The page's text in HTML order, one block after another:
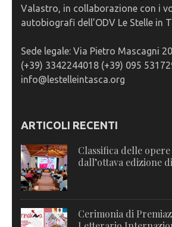
Valastro, in collaborazione con i
autobiografi dell’ODV Le Stelle in
Sede legale: Via Pietro Mascagni
(+39) 3342244018 (+39) 095
info@lestelleintasca.org
ARTICOLI RECENTI
Classifica delle
dall’ottava edizione
Cerimonia di